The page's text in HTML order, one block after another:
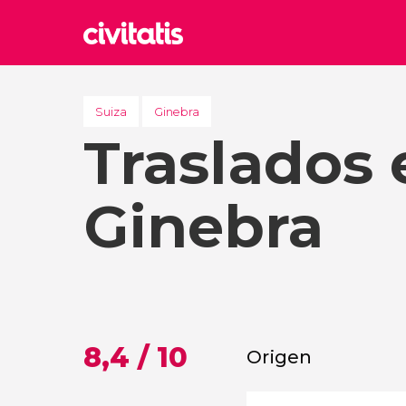
Reino
Suiza Ginebra
Traslados
Ginebra
8,4 / 10 Origen